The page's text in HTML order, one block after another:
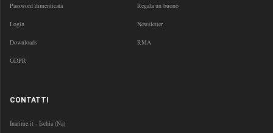
Password dimenticata Regala un buono
Login Newsletter
Downloads RMA
GDPR
CONTATTI
Inarime.it - Ischia (Na)